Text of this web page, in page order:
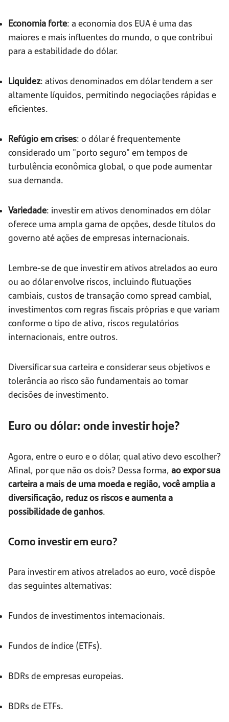
Economia forte: a economia dos EUA é uma das
maiores e mais influentes do mundo, o que contribui
para a estabilidade do dólar.
Liquidez: ativos denominados em dólar tendem a ser
altamente líquidos, permitindo negociações rápidas e
eficientes.
Refúgio em crises: o dólar é frequentemente
considerado um "porto seguro" em tempos de
turbulência econômica global, o que pode aumentar
sua demanda.
Variedade: investir em ativos denominados em dólar
oferece uma ampla gama de opções, desde títulos do
governo até ações de empresas internacionais.
Lembre-se de que investir em ativos atrelados ao euro
ou ao dólar envolve riscos, incluindo flutuações
cambiais, custos de transação como spread cambial,
investimentos com regras fiscais próprias e que variam
conforme o tipo de ativo, riscos regulatórios
internacionais, entre outros.
Diversificar sua carteira e considerar seus objetivos e
tolerância ao risco são fundamentais ao tomar
decisões de investimento.
Euro ou dólar: onde investir hoje?
Agora, entre o euro e o dólar, qual ativo devo escolher?
Afinal, por que não os dois? Dessa forma, ao expor sua
carteira a mais de uma moeda e região, você amplia a
diversificação, reduz os riscos e aumenta a
possibilidade de ganhos.
Como investir em euro?
Para investir em ativos atrelados ao euro, você dispõe
das seguintes alternativas:
Fundos de investimentos internacionais.
Fundos de índice (ETFs).
BDRs de empresas europeias.
BDRs de ETFs.